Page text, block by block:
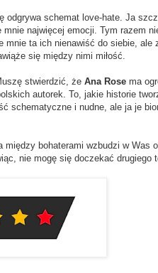
odgrywa schemat love-hate. Ja
najwięcej emocji. Tym razem
mnie ta ich nienawiść do siebie, ale
się między nimi miłość.
stwierdzić, że Ana Rose ma
autorek. To, jakie historie
schematyczne i nudne, ale ja je
bohaterami wzbudzi w Was
nie mogę się doczekać drugiego